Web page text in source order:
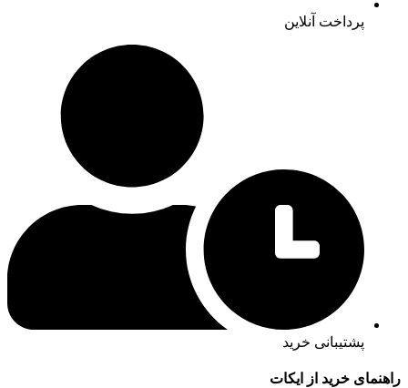
پرداخت آنلاین
پشتیبانی خرید
راهنمای خرید از ایکات